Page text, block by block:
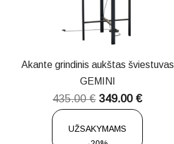
Akante grindinis aukštas šviestuvas
GEMINI
435.00€ 349.00€
UŽSAKYMAMS